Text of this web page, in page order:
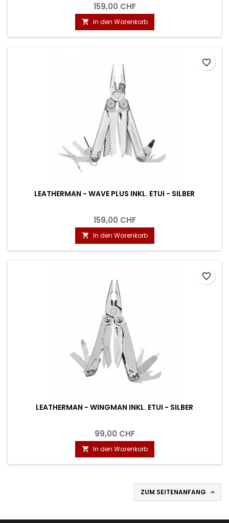
159,00 CHF
 In den Warenkorb
LEATHERMAN - WAVE PLUS INKL. ETUI - SILBER
159,00 CHF
 In den Warenkorb
favorite_border
LEATHERMAN - WINGMAN INKL. ETUI - SILBER
99,00 CHF
 In den Warenkorb
favorite_border
ZUM SEITENANFANG 